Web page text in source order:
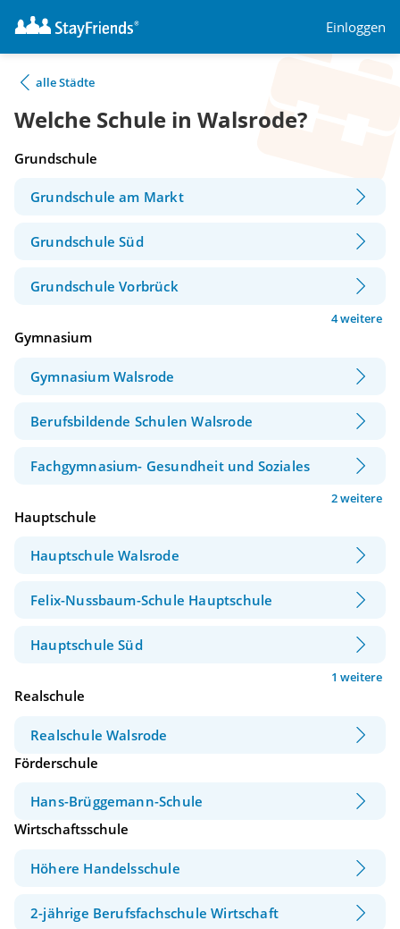
Einloggen
alle Städte
Welche Schule in Walsrode?
Grundschule
Grundschule am Markt
Grundschule Süd
Grundschule Vorbrück
4 weitere
Gymnasium
Gymnasium Walsrode
Berufsbildende Schulen Walsrode
Fachgymnasium- Gesundheit und Soziales
2 weitere
Hauptschule
Hauptschule Walsrode
Felix-Nussbaum-Schule Hauptschule
Hauptschule Süd
1 weitere
Realschule
Realschule Walsrode
Förderschule
Hans-Brüggemann-Schule
Wirtschaftsschule
Höhere Handelsschule
2-jährige Berufsfachschule Wirtschaft